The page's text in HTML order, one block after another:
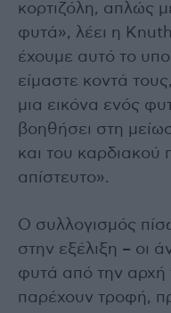
κορτιζόλη, απλώς
φυτά», λέει η
έχουμε αυτό το
είμαστε κοντά
μια εικόνα ενός
βοηθήσει στη
και του καρδιακού
απίστευτο».
Ο συλλογισμός
στην εξέλιξη – οι
φυτά από την αρχή
παρέχουν τροφή,